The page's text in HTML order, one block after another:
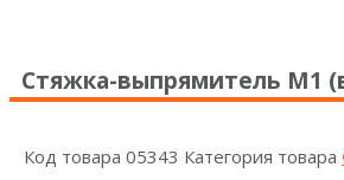
Стяжка-выпрямитель М1
Код товара 05343 Категория товара